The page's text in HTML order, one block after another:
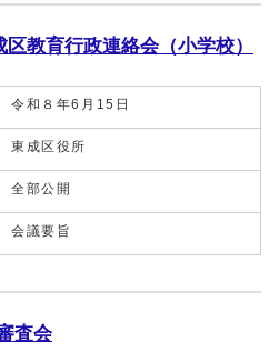
教育行政連絡会（小学校）
令和８年6月15日
東成区役所
全部公開
会議要旨
査会